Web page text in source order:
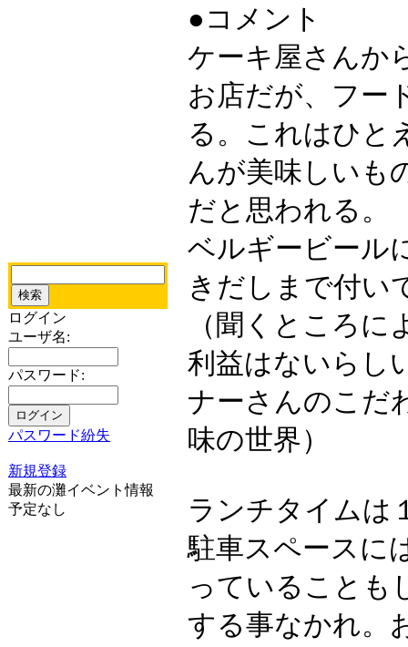
ログイン
ユーザ名:
パスワード:
パスワード紛失
新規登録
最新の灘イベント情報
予定なし
●コメント
ケーキ屋さんか
お店だが、フー
る。これはひと
んが美味しいも
だと思われる。
ベルギービール
きだしまで付い
（聞くところ
利益はないらし
ナーさんのこだ
味の世界）
ランチタイムは
駐車スペースに
っていることも
する事なかれ。